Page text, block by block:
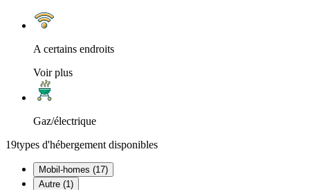
A certains endroits
Voir plus
Gaz/électrique
19types d'hébergement disponibles
Mobil-homes (17)
Autre (1)